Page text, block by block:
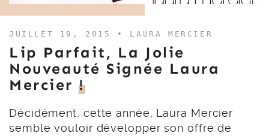
JUILLET 19, 2015 • LAURA MERCIER
Lip Parfait, La Jolie
Nouveauté Signée Laura
Mercier !
Décidément, cette année, Laura Mercier
semble vouloir développer son offre de